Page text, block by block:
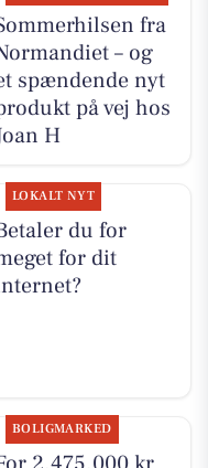
fra
– og
spændende nyt
på vej hos
H
LOKALT NYT
du for
for dit
BOLIGMARKED